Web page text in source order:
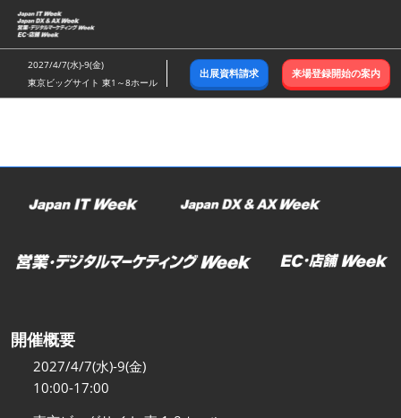
ス
キ
ッ
し
む
2027/4/7(水)-9(金)
東京ビッグサイト 東1～8ホール
出展資料請求 来場登録開始の案内
開催概要
2027/4/7(水)-9(金)
10:00-17:00